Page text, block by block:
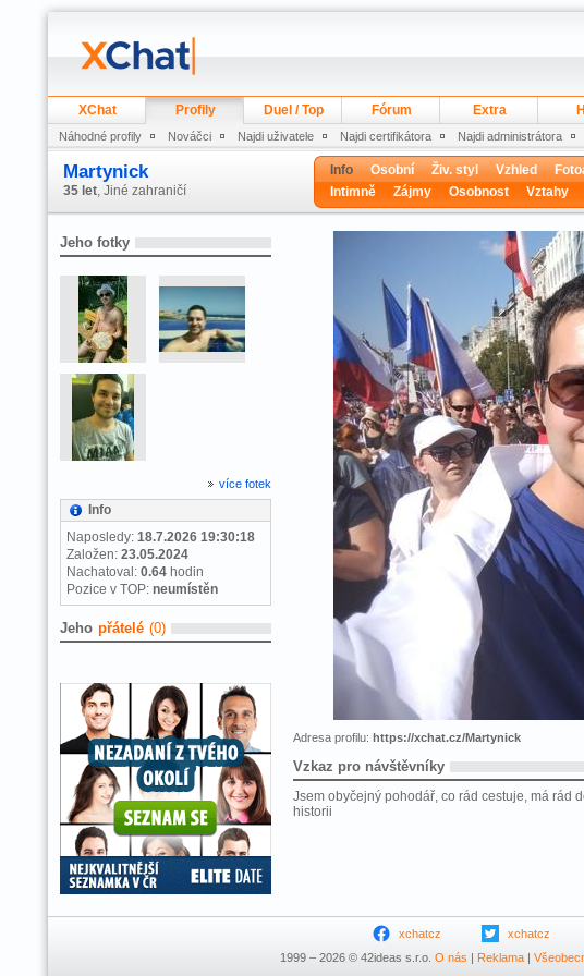
XChat Profily Duel / Top Fórum Extra
Náhodné profily Nováčci Najdi uživatele Najdi certifikátora Najdi administrátora
Martynick
35 let, Jiné zahraničí
Info Osobní Živ. styl Vzhled
Intimně
Zájmy Osobnost Vztahy
Jeho fotky
více fotek
Info
Naposledy: 18.7.2026 19:30:18
Založen: 23.05.2024
Nachatoval: 0.64 hodin
Pozice v TOP: neumístěn
Jeho přátelé (0)
Adresa profilu: https://xchat.cz/Martynick
Vzkaz pro návštěvníky
Jsem obyčejný pohodář, co rád cestuje, má rád
historii
xchatcz xchatcz
1999 – 2026 © 42ideas s.r.o. O nás | Reklama|